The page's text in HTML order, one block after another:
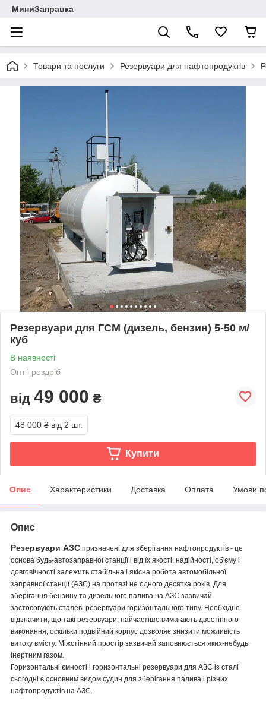
МиниЗаправка
Товари та послуги Резервуари для нафтопродуктів
Резервуари для ГСМ (дизель, бензин) 5-50 м/
куб
В наявності
Опт і роздріб
від 49 000 ₴
48 000 ₴ від 2 шт.
Купити
Опис Характеристики Доставка Оплата Умови
Опис
Резервуари АЗС призначені для зберігання нафтопродуктів - це
основа будь-автозаправної станції і від їх якості, надійності, об'єму і
довговічності залежить стабільна і якісна робота автомобільної
заправної станції (АЗС) на протязі не одного десятка років. Для
зберігання бензину та дизельного палива на АЗС зазвичай
застосовують сталеві резервуари горизонтального типу. Необхідно
відзначити, що такі резервуари, найчастіше вимагають двостінного
виконання, оскільки подвійний корпус дозволяє знизити можливість
витоку вмісту. Міжстінний простір зазвичай заповнюється яких-небудь
інертним газом.
Горизонтальні ємності і горизонтальні резервуари для АЗС із сталі
сьогодні є основним видом судин для зберігання палива і різних
нафтопродуктів на АЗС.